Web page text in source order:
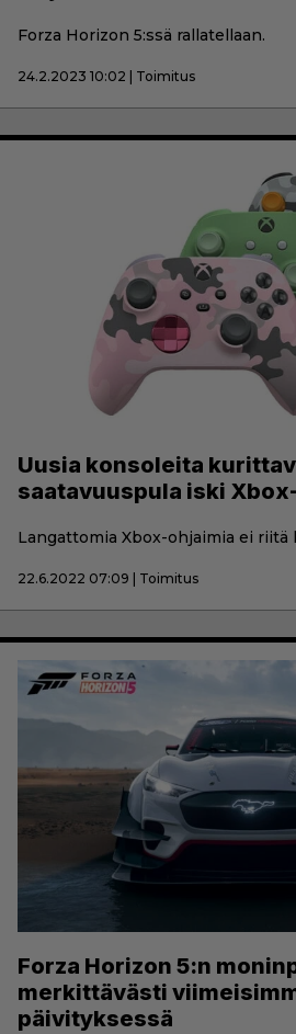
Forza Horizon 5:ssä rallatellaan.
24.2.2023 10:02 | Toimitus
Uusia konsoleita
saatavuuspula iski
Langattomia Xbox-ohjaimia ei riitä
22.6.2022 07:09 | Toimitus
Forza Horizon 5:n
merkittävästi
päivityksessä